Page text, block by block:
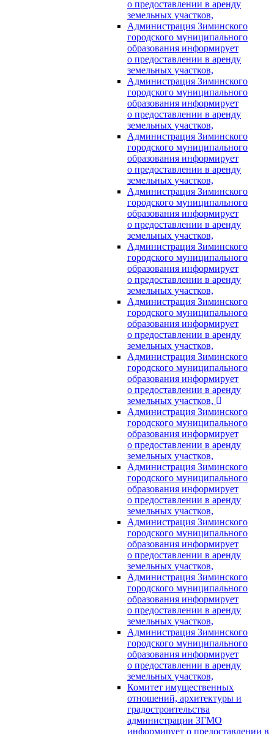
о предоставлении в аренду
земельных участков,
Администрация Зиминского
городского муниципального
образования информирует
о предоставлении в аренду
земельных участков,
Администрация Зиминского
городского муниципального
образования информирует
о предоставлении в аренду
земельных участков,
Администрация Зиминского
городского муниципального
образования информирует
о предоставлении в аренду
земельных участков,
Администрация Зиминского
городского муниципального
образования информирует
о предоставлении в аренду
земельных участков,
Администрация Зиминского
городского муниципального
образования информирует
о предоставлении в аренду
земельных участков,
Администрация Зиминского
городского муниципального
образования информирует
о предоставлении в аренду
земельных участков,
Администрация Зиминского
городского муниципального
образования информирует
о предоставлении в аренду
земельных участков,
Администрация Зиминского
городского муниципального
образования информирует
о предоставлении в аренду
земельных участков,
Администрация Зиминского
городского муниципального
образования информирует
о предоставлении в аренду
земельных участков,
Администрация Зиминского
городского муниципального
образования информирует
о предоставлении в аренду
земельных участков,
Администрация Зиминского
городского муниципального
образования информирует
о предоставлении в аренду
земельных участков,
Администрация Зиминского
городского муниципального
образования информирует
о предоставлении в аренду
земельных участков,
Комитет имущественных
отношений, архитектуры и
градостроительства
администрации ЗГМО
информирует о предоставлении в